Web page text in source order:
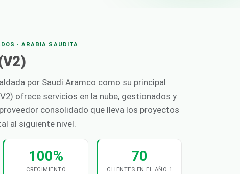
· ARABIA SAUDITA
por Saudi Aramco como su principal
ofrece servicios en la nube, gestionados y
consolidado que lleva los proyectos
al siguiente nivel.
100%
CRECIMIENTO
70
CLIENTES EN EL AÑO 1